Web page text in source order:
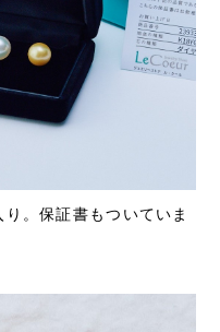
。保証書もついていま